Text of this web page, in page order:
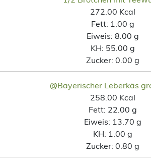
272.00 Kcal
Fett: 1.00 g
Eiweis: 8.00 g
KH: 55.00 g
Zucker: 0.00 g
@Bayerischer Leberkäs
258.00 Kcal
Fett: 22.00 g
Eiweis: 13.70 g
KH: 1.00 g
Zucker: 0.80 g